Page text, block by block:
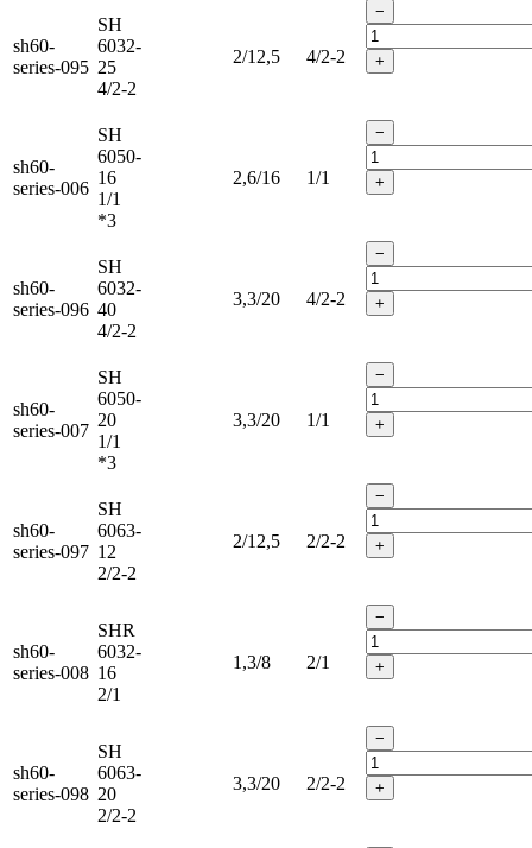
sh60-
series-095
SH
6032-
25
4/2-2
2/12,5 4/2-2
−
+
sh60-
series-006
SH
6050-
16
1/1
*3
2,6/16 1/1
−
+
sh60-
series-096
SH
6032-
40
4/2-2
3,3/20 4/2-2
−
+
sh60-
series-007
SH
6050-
20
1/1
*3
3,3/20 1/1
−
+
sh60-
series-097
SH
6063-
12
2/2-2
2/12,5 2/2-2
−
+
sh60-
series-008
SHR
6032-
16
2/1
1,3/8 2/1
−
+
sh60-
series-098
SH
6063-
20
2/2-2
3,3/20 2/2-2
−
+